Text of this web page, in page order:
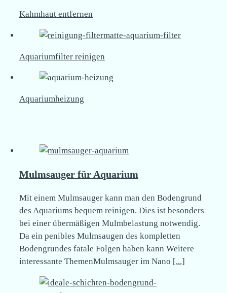
Kahmhaut entfernen
Aquariumfilter reinigen
Aquariumheizung
Mulmsauger für Aquarium
Mit einem Mulmsauger kann man den Bodengrund
des Aquariums bequem reinigen. Dies ist besonders
bei einer übermäßigen Mulmbelastung notwendig.
Da ein penibles Mulmsaugen des kompletten
Bodengrundes fatale Folgen haben kann Weitere
interessante ThemenMulmsauger im Nano [...]